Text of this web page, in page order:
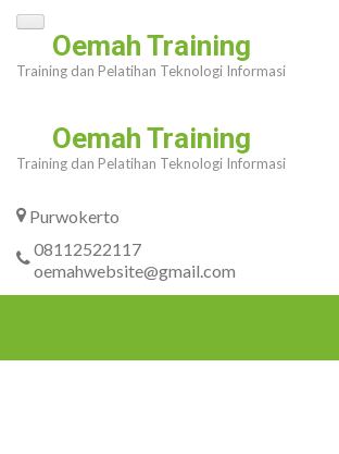
Skip
content
Enter)
Oemah Training
Training dan Pelatihan Teknologi Informasi
Oemah Training
Training dan Pelatihan Teknologi Informasi
Purwokerto
08112522117
oemahwebsite@gmail.com